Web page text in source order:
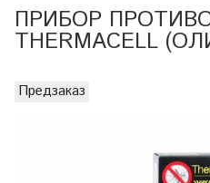
ПРИБОР
THERMACELL
Предзаказ